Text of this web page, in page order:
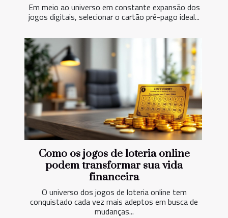
Em meio ao universo em constante expansão dos
jogos digitais, selecionar o cartão pré-pago ideal...
Como os jogos de loteria online
podem transformar sua vida
financeira
O universo dos jogos de loteria online tem
conquistado cada vez mais adeptos em busca de
mudanças...